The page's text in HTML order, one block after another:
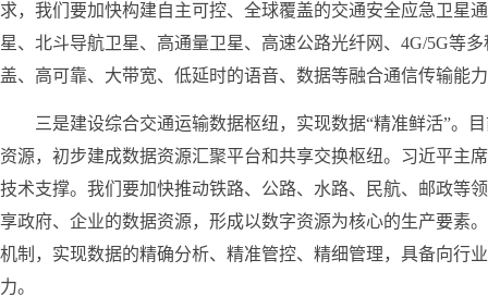
求，我们要加快构建自主可控、全球覆盖的交通安全应急卫星
星、北斗导航卫星、高通量卫星、高速公路光纤网、4G/5G等
盖、高可靠、大带宽、低延时的语音、数据等融合通信传输能
三是建设综合交通运输数据枢纽，实现数据“精准鲜活”。
资源，初步建成数据资源汇聚平台和共享交换枢纽。习近平主
技术支撑。我们要加快推动铁路、公路、水路、民航、邮政等
享政府、企业的数据资源，形成以数字资源为核心的生产要素
机制，实现数据的精确分析、精准管控、精细管理，具备向行
力。